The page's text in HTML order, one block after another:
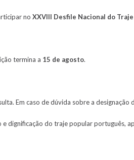
no XXVIII Desfile Nacional do
termina a 15 de agosto.
Em caso de dúvida sobre a
dignificação do traje popular português,